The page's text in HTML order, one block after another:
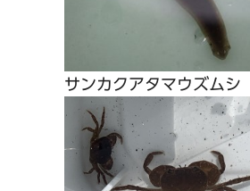
サンカクアタマウズムシ